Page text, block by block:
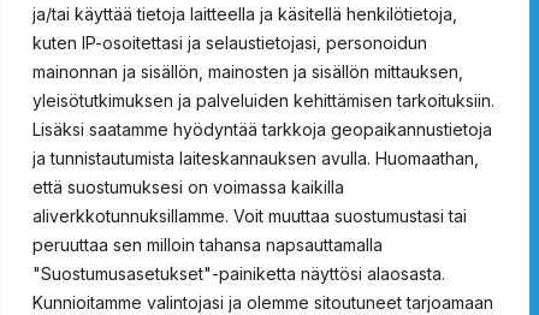
ja/tai käyttää tietoja laitteella ja käsitellä henkilötietoja,
kuten IP-osoitettasi ja selaustietojasi, personoidun
mainonnan ja sisällön, mainosten ja sisällön mittauksen,
yleisötutkimuksen ja palveluiden kehittämisen tarkoituksiin.
Lisäksi saatamme hyödyntää tarkkoja geopaikannustietoja
ja tunnistautumista laiteskannauksen avulla. Huomaathan,
että suostumuksesi on voimassa kaikilla
aliverkkotunnuksillamme. Voit muuttaa suostumustasi tai
peruuttaa sen milloin tahansa napsauttamalla
"Suostumusasetukset"-painiketta näyttösi alaosasta.
Kunnioitamme valintojasi ja olemme sitoutuneet tarjoamaan
Vartalosuihkut
ProSafety 15021000ProSafety 15021500
ProSafety 15024000 ProSafety 15024020
ProSafety 15024500ProSafety 15024520
Hätäsuihkut ulkokäyttöön
Prosafety 15036150ProSafety 15036100
ProSafety 15036100EXProSafety 15036150EX